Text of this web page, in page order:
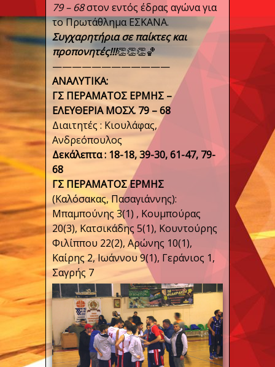
79 – 68στον εντός έδρας αγώνα για
το Πρωτάθλημα ΕΣΚΑΝΑ.
Συγχαρητήρια σε παίκτες και
προπονητές!!!👏👏👏🏀
————————————
ΑΝΑΛΥΤΙΚΑ:
ΓΣ ΠΕΡΑΜΑΤΟΣ ΕΡΜΗΣ –
ΕΛΕΥΘΕΡΙΑ ΜΟΣΧ. 79 – 68
Διαιτητές : Κιουλάφας,
Ανδρεόπουλος
Δεκάλεπτα : 18-18, 39-30, 61-47, 79-
68
ΓΣ ΠΕΡΑΜΑΤΟΣ ΕΡΜΗΣ
(Καλόσακας, Πασαγιάννης):
Μπαμπούνης 3(1) , Κουμπούρας
20(3), Κατσικάδης 5(1), Κουντούρης
Φιλίππου 22(2), Αρώνης 10(1),
Καίρης 2, Ιωάννου 9(1), Γεράνιος 1,
Σαγρής 7